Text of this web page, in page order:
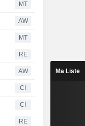
MT
AW
MT
RE
AW
CI
CI
RE
Ma Liste